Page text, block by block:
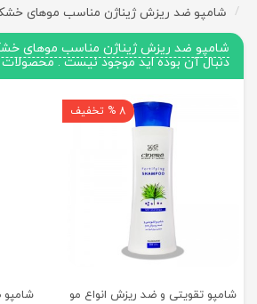
شامپو ضد ریزش ژیناژن مناسب موهای
شامپو ضد ریزش ژیناژن مناسب موهای
دنبال آن بوده اید موجود نیست .
8 % تخفیف
شامپو تقویتی و ضد ریزش انواع مو
شامپو